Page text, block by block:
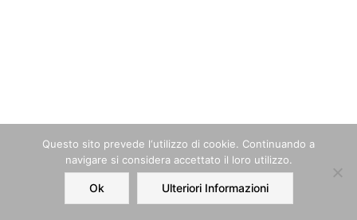
Home Order Account
Questo sito prevede l‘utilizzo di cookie. Continuando a
navigare si considera accettato il loro utilizzo.
Ok Ulteriori Informazioni